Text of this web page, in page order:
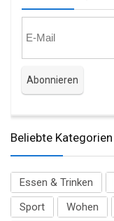
Beliebte Kategorien
Essen & Trinken
Sport
Wohen